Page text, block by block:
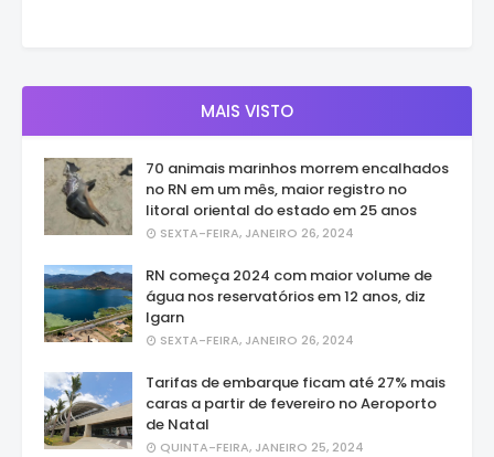
MAIS VISTO
70 animais marinhos morrem encalhados
no RN em um mês, maior registro no
litoral oriental do estado em 25 anos
SEXTA-FEIRA, JANEIRO 26, 2024
RN começa 2024 com maior volume de
água nos reservatórios em 12 anos, diz
Igarn
SEXTA-FEIRA, JANEIRO 26, 2024
Tarifas de embarque ficam até 27% mais
caras a partir de fevereiro no Aeroporto
de Natal
QUINTA-FEIRA, JANEIRO 25, 2024